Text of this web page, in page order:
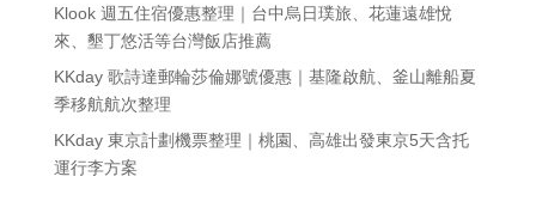
Klook 週五住宿優惠整理｜台中烏日璞旅、花蓮遠雄悅
來、墾丁悠活等台灣飯店推薦
KKday 歌詩達郵輪莎倫娜號優惠｜基隆啟航、釜山離船夏
季移航航次整理
KKday 東京計劃機票整理｜桃園、高雄出發東京5天含托
運行李方案